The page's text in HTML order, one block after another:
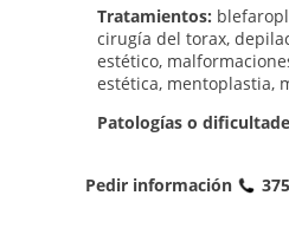
Tratamientos:
cirugía del torax,
estético,
estética, mentoplastia,
Patologí­as o
Pedir información